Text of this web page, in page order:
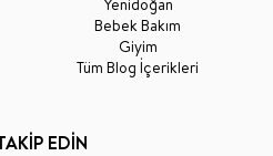
Bebek Bakım
Giyim
Tüm Blog İçerikleri
EDİN